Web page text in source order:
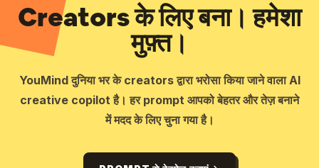
Creators के लिए बना। हमेशा
मुफ़्त।
YouMind दुनिया भर के creators द्वारा भरोसा किया जाने वाला AI
creative copilot है। हर prompt आपको बेहतर और तेज़ बनाने
में मदद के लिए चुना गया है।